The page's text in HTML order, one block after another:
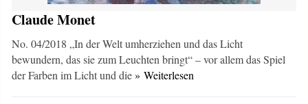
Claude Monet
No. 04/2018 „In der Welt umherziehen und das Licht
bewundern, das sie zum Leuchten bringt“ – vor allem das Spiel
der Farben im Licht und die» Weiterlesen